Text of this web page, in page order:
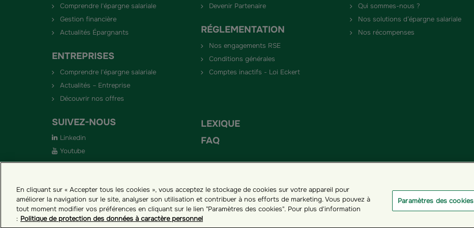
Comprendre l'épargne salariale
Gestion financière
Actualités Épargnants
ENTREPRISES
Comprendre l'épargne salariale
Actualités – Entreprise
Découvrir nos offres
Devenir Partenaire
RÉGLEMENTATION
Nos engagements RSE
Conditions générales
Comptes inactifs - Loi Eckert
Qui sommes-nous ?
Nos solutions d’épargne salariale
Nos récompenses
SUIVEZ-NOUS
Linkedin
Youtube
LEXIQUE
FAQ
Groupama ES Paramètres des cookies
En cliquant sur « Accepter tous les cookies », vous acceptez le stockage de cookies sur votre appareil pour
améliorer la navigation sur le site, analyser son utilisation et contribuer à nos efforts de marketing. Vous pouvez à
tout moment modifier vos préférences en cliquant sur le lien "Paramètres des cookies". Pour plus d'information
: Politique de protection des données à caractère personnel
Paramètres des cookies